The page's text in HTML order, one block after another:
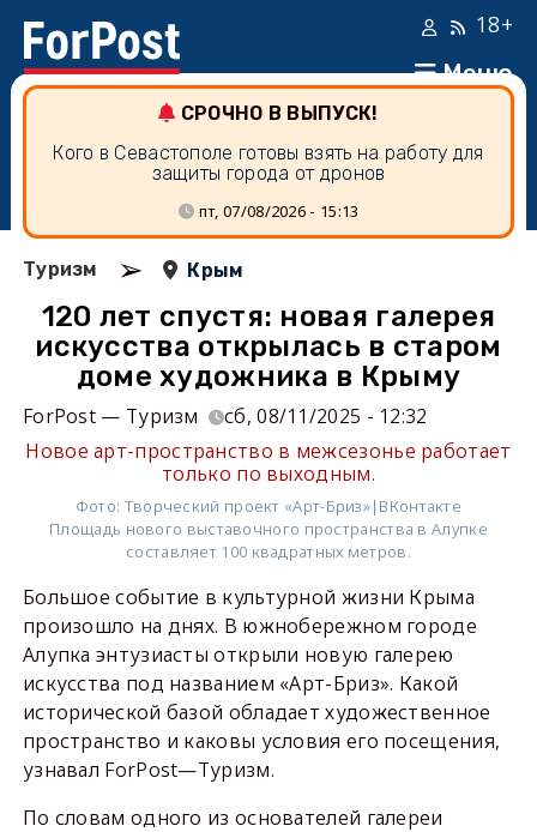
Меню
18+
СРОЧНО В ВЫПУСК!
Кого в Севастополе готовы взять на работу для
защиты города от дронов
пт, 07/08/2026 - 15:13
Туризм ➢ Крым
120 лет спустя: новая галерея
искусства открылась в старом
доме художника в Крыму
ForPost — Туризм
сб, 08/11/2025 - 12:32
Новое арт-пространство в межсезонье работает
только по выходным.
Фото: Творческий проект «Арт-Бриз»|ВКонтакте
Площадь нового выставочного пространства в Алупке
составляет 100 квадратных метров.
Большое событие в культурной жизни Крыма
произошло на днях. В южнобережном городе
Алупка энтузиасты открыли новую галерею
искусства под названием «Арт-Бриз». Какой
исторической базой обладает художественное
пространство и каковы условия его посещения,
узнавал ForPost—Туризм.
По словам одного из основателей галереи